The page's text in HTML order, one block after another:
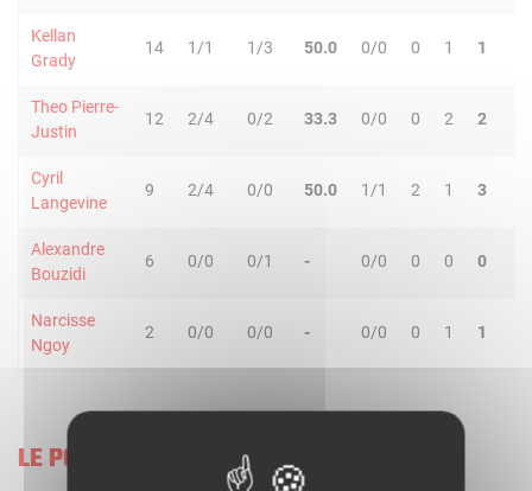
Kellan
Grady
14 1/1 1/3 50.0 0/0 0 1 1
Theo Pierre-
Justin
12 2/4 0/2 33.3 0/0 0 2 2
Cyril
Langevine
9 2/4 0/0 50.0 1/1 2 1 3
Alexandre
Bouzidi
6 0/0 0/1 - 0/0 0 0 0
Narcisse
Ngoy
2 0/0 0/0 - 0/0 0 1 1
LE PORTEL